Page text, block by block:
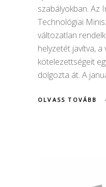
szabályokban. Az
Technológiai
változatlan
helyzetét javítva, a
kötelezettségeit
dolgozta át. A
OLVASS TOVÁBB